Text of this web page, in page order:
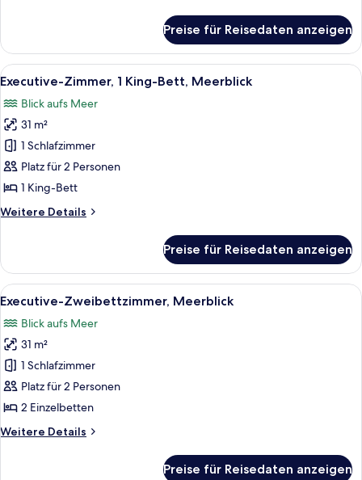
Suite
Preise für Reisedaten anzeigen
Alle
Fotos
für
Executive-
Zimmer,
1 King-
Bett,
anzeigen
Ein Hotelzimmer mit einem großen
7
Executive-Zimmer, 1 King-Bett, Meerblick
Blick aufs Meer
31 m²
1 Schlafzimmer
Platz für 2 Personen
1 King-Bett
Weitere Details
Weitere
Zimmer,
1 King-
Bett,
Preise für Reisedaten anzeigen
Alle
Fotos
für
Executive-
Zweibettzimmer,
Meerblick
anzeigen
Ein Hotelzimmer mit zwei Betten,
7
Executive-Zweibettzimmer, Meerblick
Blick aufs Meer
31 m²
1 Schlafzimmer
Platz für 2 Personen
2 Einzelbetten
Weitere Details
Weitere
Preise für Reisedaten anzeigen